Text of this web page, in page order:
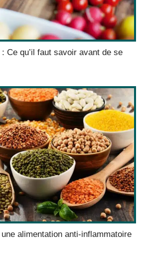
Ce qu’il faut savoir avant de se
alimentation anti-inflammatoire